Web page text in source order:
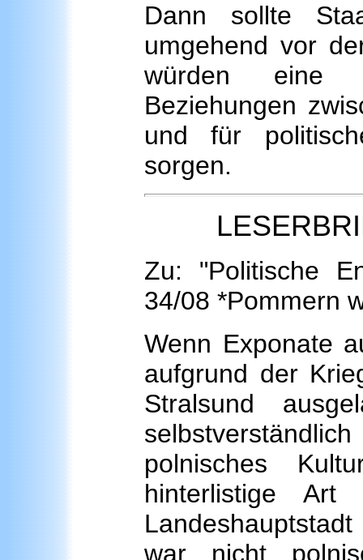
Dann sollte
umgehend vor
würden eine
Beziehungen
und für
sorgen.
Zu: "Politische
34/08 *Pommern
Wenn Exponate
aufgrund der
Stralsund
polnisches
hinterlistige
war nicht